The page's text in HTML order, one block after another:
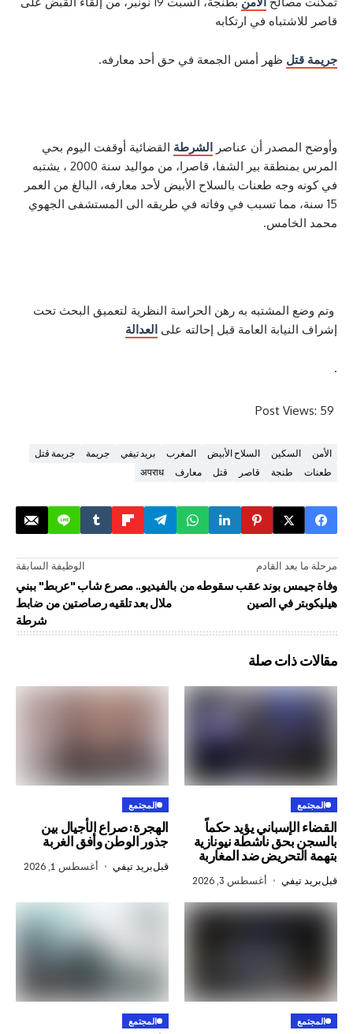
في ارتكابه
ظهر أمس الجمعة في حق أحد معارفه.
أن عناصرالشرطةالقضائية أوقفت اليوم بحي
المرس بمنطقة بير الشفا، قاصرا، من مواليد سنة 2000 ، يشتبه
طعنات بالسلاح الأبيض لأحد معارفه، البالغ من العمر
مما تسبب في وفاته في طريقه الى المستشفى الجهوي
به رهن الحراسة النظرية لتعميق البحث تحت
العامة قبل إحالته على العدالة
Post
السلاح الأبيض المغرب بريد تيفي جريمة
جريمة قتل
قاصر قتل معارف अपराध
الوظيفة السابقة
بالفيديو.. مصرع شاب "عربط" ببني
ملال بعد تلقيه رصاصتين من ضابط
القادم
بوند عقب سقوطه من
في الصين
صلة
يؤيد حكماً
ناشطة نيونازية
ضد المغاربة
أغسطس 3, 2026
الهجرة: صراع الأجيال بين
جذور الوطن وأفق الغربة
قبلبريد تيفي أغسطس 1, 2026